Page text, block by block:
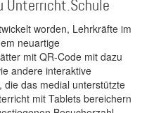
Unterricht.Schule
worden, Lehrkräfte im
neuartige
mit QR-Code mit dazu
andere interaktive
das medial unterstützte
mit Tablets bereichern